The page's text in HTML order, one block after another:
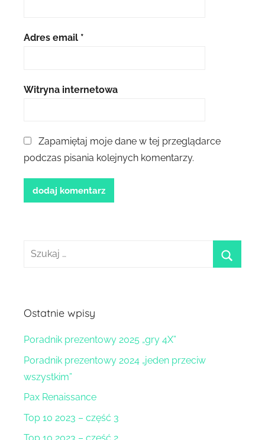
Adres email *
Witryna internetowa
Zapamiętaj moje dane w tej przeglądarce
podczas pisania kolejnych komentarzy.
Szukaj:
Ostatnie wpisy
Poradnik prezentowy 2025 „gry 4X”
Poradnik prezentowy 2024 „jeden przeciw
wszystkim”
Pax Renaissance
Top 10 2023 – część 3